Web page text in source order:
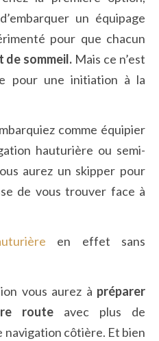
un équipage
pour que chacun
de sommeil. Mais ce n’est
pour une initiation à la
comme équipier
hauturière ou semi-
aurez un skipper pour
de vous trouver face à
en effet sans
vous aurez à préparer
route avec plus de
navigation côtière. Et bien